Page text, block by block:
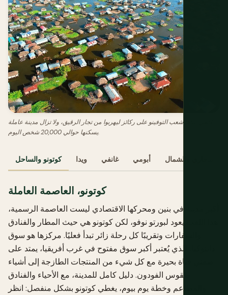
غانفي: بناها شعب التوفينو على ركائز ليهربوا من تجار الرقيق، ولا تزال مدينة عاملة
يسكنها حوالي 20,000 شخص اليوم.
كوتونو والساحل ويدا غانفي أبومي بندجاري والشمال
كوتونو، العاصمة العاملة
أكبر مدينة في بنين ومحركها الاقتصادي ليست العاصمة الرسمية،
هذا اللقب يعود لبورتو نوفو، لكن كوتونو هي حيث المطار والفنادق
والسفارات وتقريبًا كل رحلة زائر تبدأ فعليًا. مركزها هو سوق
دانتوكبا، الذي يُعتبر أكبر سوق مفتوح في غرب أفريقيا، يمتد على
ضفتي قناة بحيرة مع كل شيء من المنتجات الطازجة إلى أشياء
طقوس الفودون. دليل كامل للمدينة، مع الأحياء والفنادق
والمطاعم وخطة يوم بيوم، يغطي كوتونو بشكل منفصل: انظر